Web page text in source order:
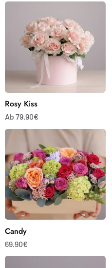
Rosy
Rosy Kiss
Ab 79.90€
Candy
Candy
69.90€
Infinity